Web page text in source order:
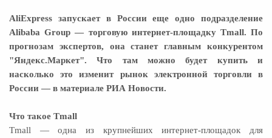
AliExpress запускает в России еще одно подразделение
Alibaba Group — торговую интернет-площадку Tmall. По
прогнозам экспертов, она станет главным конкурентом
"Яндекс.Маркет". Что там можно будет купить и
насколько это изменит рынок электронной торговли в
России — в материале РИА Новости.
Что такое Tmall
Tmall — одна из крупнейших интернет-площадок для